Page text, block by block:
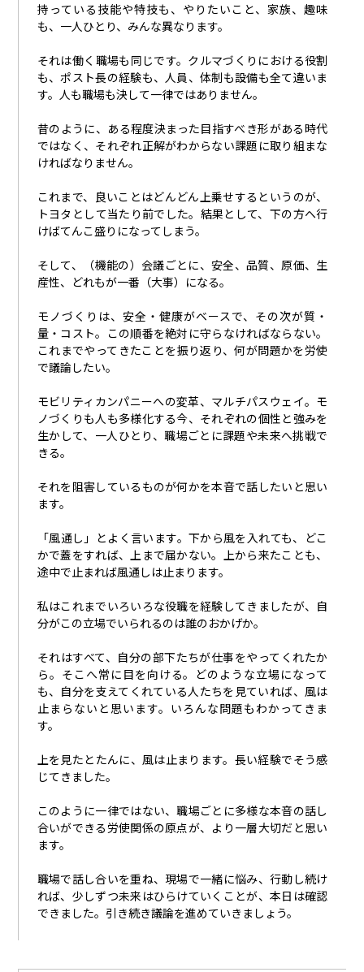
持っている技能や特技も、やりたいこと、家族、趣味
も、一人ひとり、みんな異なります。
それは働く職場も同じです。クルマづくりにおける役割
も、ポスト長の経験も、人員、体制も設備も全て違いま
す。人も職場も決して一律ではありません。
昔のように、ある程度決まった目指すべき形がある時代
ではなく、それぞれ正解がわからない課題に取り組まな
ければなりません。
これまで、良いことはどんどん上乗せするというのが、
トヨタとして当たり前でした。結果として、下の方へ行
けばてんこ盛りになってしまう。
そして、（機能の）会議ごとに、安全、品質、原価、生
産性、どれもが一番（大事）になる。
モノづくりは、安全・健康がベースで、その次が質・
量・コスト。この順番を絶対に守らなければならない。
これまでやってきたことを振り返り、何が問題かを労使
で議論したい。
モビリティカンパニーへの変革、マルチパスウェイ。モ
ノづくりも人も多様化する今、それぞれの個性と強みを
生かして、一人ひとり、職場ごとに課題や未来へ挑戦で
きる。
それを阻害しているものが何かを本音で話したいと思い
ます。
「風通し」とよく言います。下から風を入れても、どこ
かで蓋をすれば、上まで届かない。上から来たことも、
途中で止まれば風通しは止まります。
私はこれまでいろいろな役職を経験してきましたが、自
分がこの立場でいられるのは誰のおかげか。
それはすべて、自分の部下たちが仕事をやってくれたか
ら。そこへ常に目を向ける。どのような立場になって
も、自分を支えてくれている人たちを見ていれば、風は
止まらないと思います。いろんな問題もわかってきま
す。
上を見たとたんに、風は止まります。長い経験でそう感
じてきました。
このように一律ではない、職場ごとに多様な本音の話し
合いができる労使関係の原点が、より一層大切だと思い
ます。
職場で話し合いを重ね、現場で一緒に悩み、行動し続け
れば、少しずつ未来はひらけていくことが、本日は確認
できました。引き続き議論を進めていきましょう。